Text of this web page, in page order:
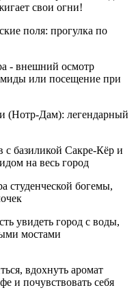
свои огни!
поля: прогулка по
- внешний осмотр
или посещение при
(Нотр-Дам): легендарный
базиликой Сакре-Кёр и
на весь город
студенческой богемы,
увидеть город с воды,
мостами
вдохнуть аромат
и почувствовать себя